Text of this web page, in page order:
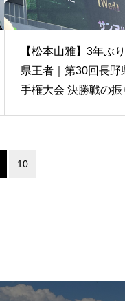
【松本山雅】3年ぶ
県王者｜第30回長野
手権大会 決勝戦の振
10